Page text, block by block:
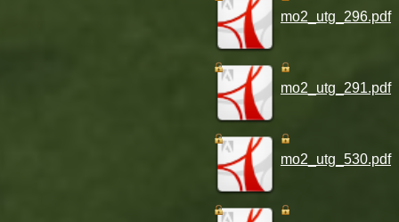
mo2_utg_296.pdf
mo2_utg_291.pdf
mo2_utg_530.pdf